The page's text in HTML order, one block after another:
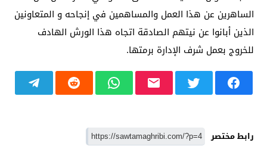
الساهرين عن هذا العمل والمساهمين في إنجاحه و المتعاونين
الذين أبانوا عن نيتهم الصادقة اتجاه هذا الورش الهادف
للخروج بعمل شرف الإدارة برمتها.
رابط مختصر